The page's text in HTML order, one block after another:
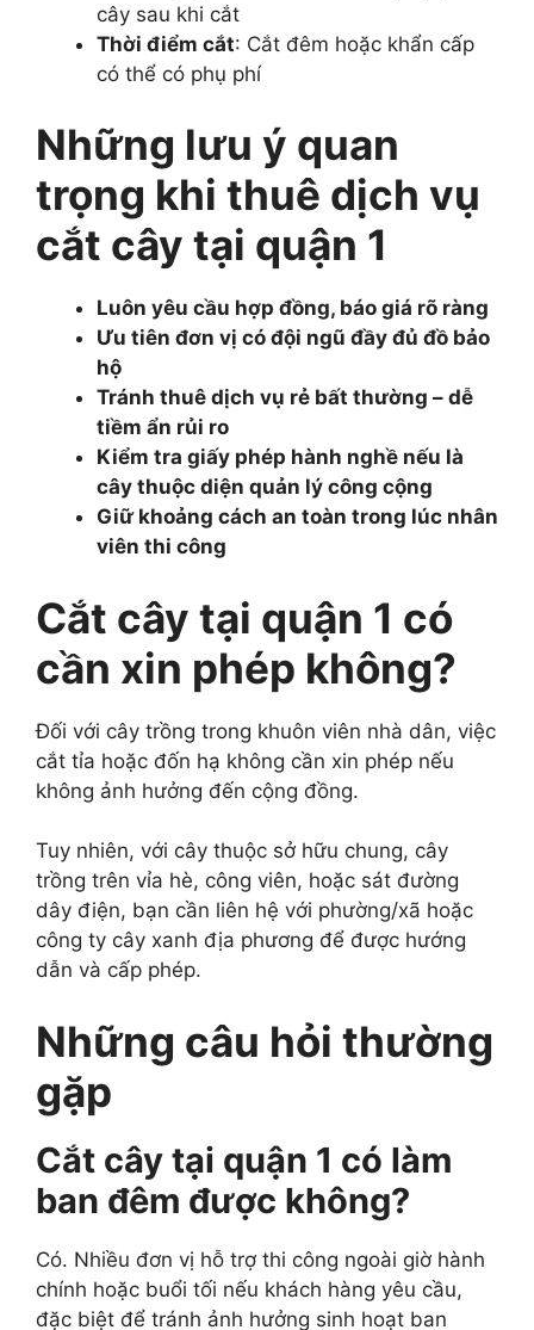
cây sau khi cắt
Thời điểm cắt: Cắt đêm hoặc khẩn cấp
có thể có phụ phí
Những lưu ý quan
trọng khi thuê dịch vụ
cắt cây tại quận 1
Luôn yêu cầu hợp đồng, báo giá rõ ràng
Ưu tiên đơn vị có đội ngũ đầy đủ đồ bảo
hộ
Tránh thuê dịch vụ rẻ bất thường – dễ
tiềm ẩn rủi ro
Kiểm tra giấy phép hành nghề nếu là
cây thuộc diện quản lý công cộng
Giữ khoảng cách an toàn trong lúc nhân
viên thi công
Cắt cây tại quận 1 có
cần xin phép không?
Đối với cây trồng trong khuôn viên nhà dân, việc
cắt tỉa hoặc đốn hạ không cần xin phép nếu
không ảnh hưởng đến cộng đồng.
Tuy nhiên, với cây thuộc sở hữu chung, cây
trồng trên vỉa hè, công viên, hoặc sát đường
dây điện, bạn cần liên hệ với phường/xã hoặc
công ty cây xanh địa phương để được hướng
dẫn và cấp phép.
Những câu hỏi thường
gặp
Cắt cây tại quận 1 có làm
ban đêm được không?
Có. Nhiều đơn vị hỗ trợ thi công ngoài giờ hành
chính hoặc buổi tối nếu khách hàng yêu cầu,
đặc biệt để tránh ảnh hưởng sinh hoạt ban